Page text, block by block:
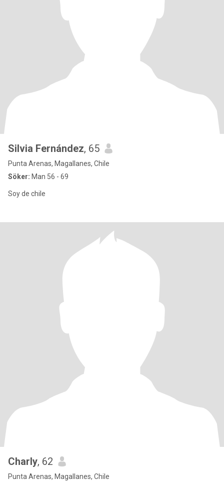
Silvia Fernández, 65
Punta Arenas, Magallanes, Chile
Söker: Man 56 - 69
Soy de chile
Charly, 62
Punta Arenas, Magallanes, Chile